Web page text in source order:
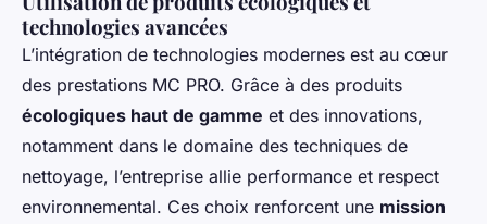
technologies avancées
L’intégration de technologies modernes est au cœur
des prestations MC PRO. Grâce à des produits
écologiques haut de gamme et des innovations,
notamment dans le domaine des techniques de
nettoyage, l’entreprise allie performance et respect
environnemental. Ces choix renforcent une mission